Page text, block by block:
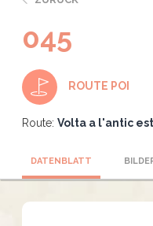
045
ROUTE POI
Route: Volta a l'antic
DATENBLATT